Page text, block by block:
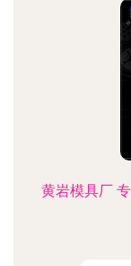
黄岩模具厂